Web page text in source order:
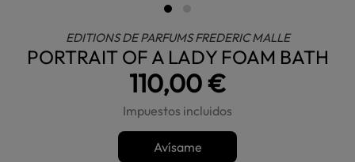
EDITIONS DE PARFUMS FREDERIC MALLE
PORTRAIT OF A LADY FOAM BATH
110,00 €
Impuestos incluidos
Avísame